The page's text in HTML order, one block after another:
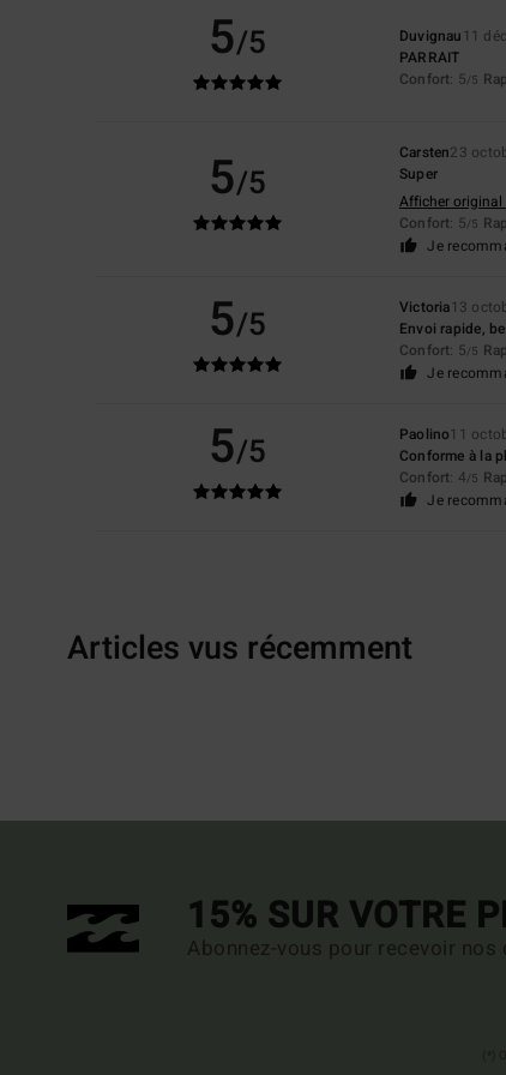
5/5 Duvignau 11
PARRAIT
Confort: 5/5
5/5
Carsten23
Super
Afficher original
Confort: 5/5
Je
5/5 Victoria13
Envoi rapide,
Confort: 5/5
Je
5/5 Paolino11
Conforme à la
Confort: 4/5
Je
Articles vus récemment
15% SUR VOTRE
Abonnez-vous pour recevoir